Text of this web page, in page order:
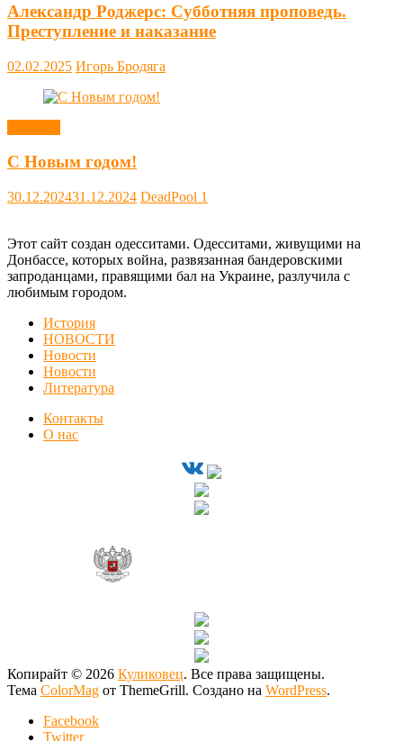
Александр Роджерс: Субботняя проповедь.
Преступление и наказание
02.02.2025 Игорь Бродяга
С Новым годом!
30.12.202431.12.2024 DeadPool 1
Этот сайт создан одесситами. Одесситами, живущими на
Донбассе, которых война, развязанная бандеровскими
запроданцами, правящими бал на Украине, разлучила с
любимым городом.
История
НОВОСТИ
Новости
Новости
Литература
Контакты
О нас
Копирайт © 2026 Куликовец. Все права защищены.
Тема ColorMag от ThemeGrill. Создано на WordPress.
Facebook
Twitter